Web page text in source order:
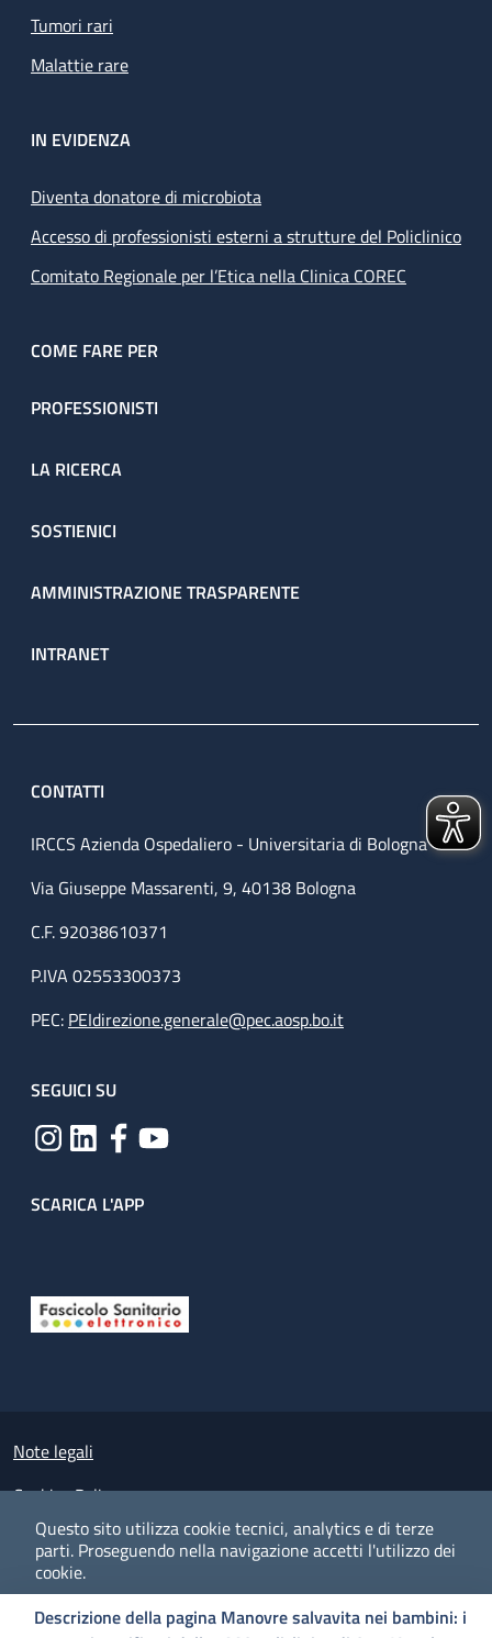
Questo sito utilizza cookie tecnici, analytics e di terze
parti. Proseguendo nella navigazione accetti l'utilizzo dei
cookie.
PREFERENZECOOKIESACCETTOI
Descrizione della pagina Manovre salvavita nei bambini: i
Tumori rari
Malattie rare
IN EVIDENZA
Diventa donatore di microbiota
Accesso di professionisti esterni a strutture del Policlinico
Comitato Regionale per l’Etica nella Clinica COREC
COME FARE PER
PROFESSIONISTI
LA RICERCA
SOSTIENICI
AMMINISTRAZIONE TRASPARENTE
INTRANET
CONTATTI
IRCCS Azienda Ospedaliero - Universitaria di Bologna
Via Giuseppe Massarenti, 9, 40138 Bologna
C.F. 92038610371
P.IVA 02553300373
PEC: PEIdirezione.generale@pec.aosp.bo.it
SEGUICI SU
SCARICA L'APP
Small prints
Note legali
Cookies Policy
Policy privacy e protezione del dato personale
Albo pretorio on-line
Dichiarazione di accessibilità